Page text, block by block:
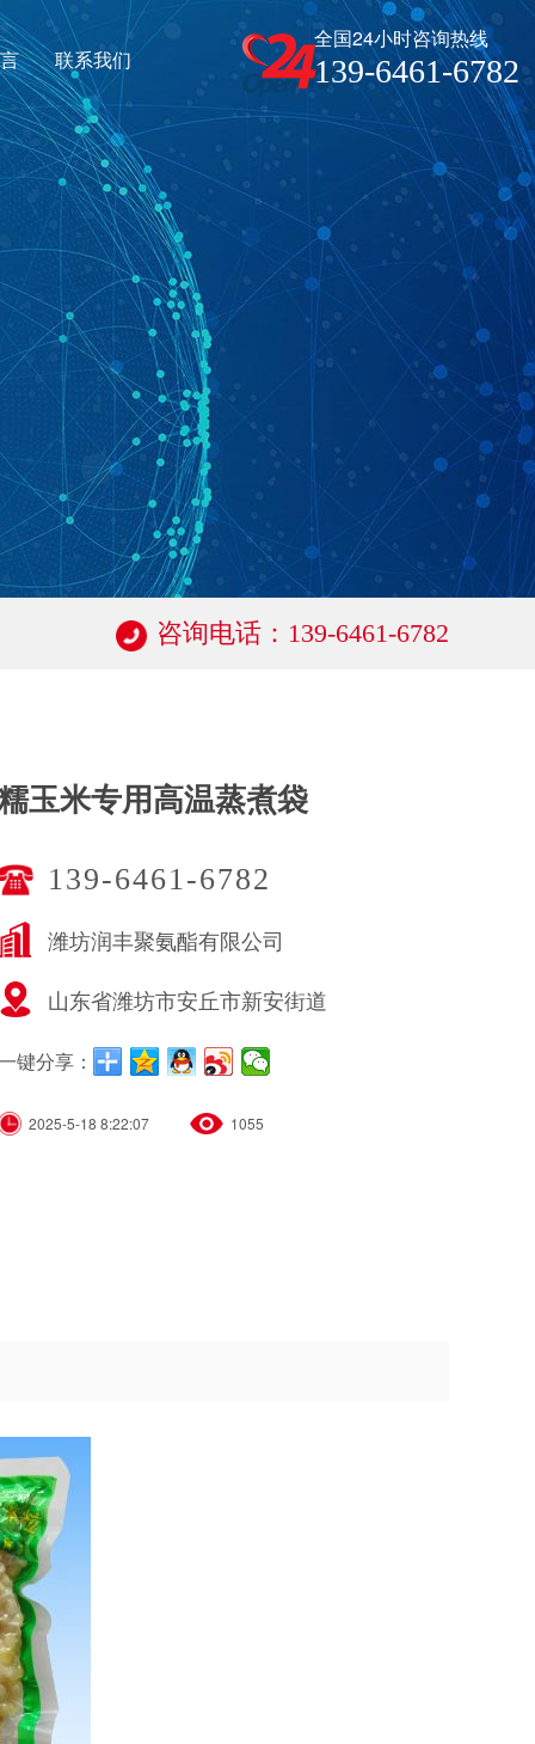
联系我们
全国24小时咨询热线
139-6461-6782
咨询电话：139-6461-6782
玉米专用高温蒸煮袋
139-6461-6782
潍坊润丰聚氨酯有限公司
山东省潍坊市安丘市新安街道
键分享：
2025-5-18 8:22:07 1055